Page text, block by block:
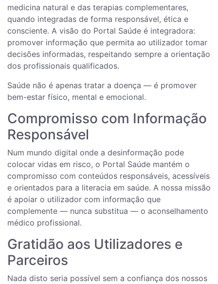
medicina natural e das terapias complementares,
quando integradas de forma responsável, ética e
consciente. A visão do Portal Saúde é integradora:
promover informação que permita ao utilizador tomar
decisões informadas, respeitando sempre a orientação
dos profissionais qualificados.
Saúde não é apenas tratar a doença — é promover
bem-estar físico, mental e emocional.
Compromisso com Informação
Responsável
Num mundo digital onde a desinformação pode
colocar vidas em risco, o Portal Saúde mantém o
compromisso com conteúdos responsáveis, acessíveis
e orientados para a literacia em saúde. A nossa missão
é apoiar o utilizador com informação que
complemente — nunca substitua — o aconselhamento
médico profissional.
Gratidão aos Utilizadores e
Parceiros
Nada disto seria possível sem a confiança dos nossos